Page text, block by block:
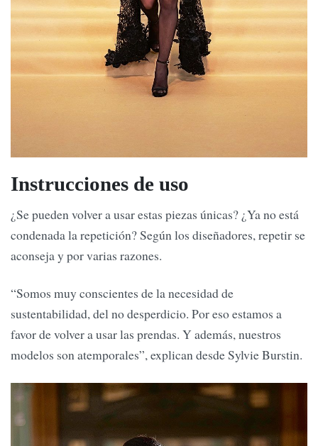
Instrucciones de uso
¿Se pueden volver a usar estas piezas únicas? ¿Ya no está
condenada la repetición? Según los diseñadores, repetir se
aconseja y por varias razones.
“Somos muy conscientes de la necesidad de
sustentabilidad, del no desperdicio. Por eso estamos a
favor de volver a usar las prendas. Y además, nuestros
modelos son atemporales”, explican desde Sylvie Burstin.